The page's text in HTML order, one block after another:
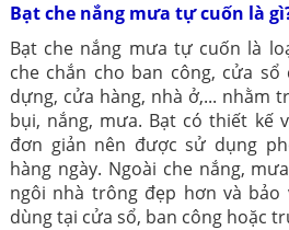
Bạt che nắng mưa tự cuốn là
Bạt che nắng mưa tự cuốn là
che chắn cho ban công, cửa
dựng, cửa hàng, nhà ở,... nhằm
bụi, nắng, mưa. Bạt có thiết kế
đơn giản nên được sử dụng
hàng ngày. Ngoài che nắng,
ngôi nhà trông đẹp hơn và bảo
dùng tại cửa sổ, ban công hoặc